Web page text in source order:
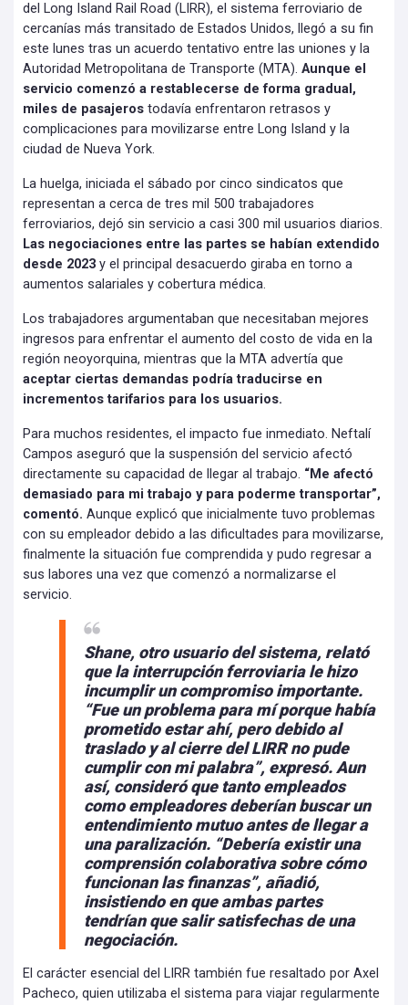
del Long Island Rail Road (LIRR), el sistema ferroviario de
cercanías más transitado de Estados Unidos, llegó a su fin
este lunes tras un acuerdo tentativo entre las uniones y la
Autoridad Metropolitana de Transporte (MTA). Aunque el
servicio comenzó a restablecerse de forma gradual,
miles de pasajeros todavía enfrentaron retrasos y
complicaciones para movilizarse entre Long Island y la
ciudad de Nueva York.
La huelga, iniciada el sábado por cinco sindicatos que
representan a cerca de tres mil 500 trabajadores
ferroviarios, dejó sin servicio a casi 300 mil usuarios diarios.
Las negociaciones entre las partes se habían extendido
desde 2023 y el principal desacuerdo giraba en torno a
aumentos salariales y cobertura médica.
Los trabajadores argumentaban que necesitaban mejores
ingresos para enfrentar el aumento del costo de vida en la
región neoyorquina, mientras que la MTA advertía que
aceptar ciertas demandas podría traducirse en
incrementos tarifarios para los usuarios.
Para muchos residentes, el impacto fue inmediato. Neftalí
Campos aseguró que la suspensión del servicio afectó
directamente su capacidad de llegar al trabajo. “Me afectó
demasiado para mi trabajo y para poderme transportar”,
comentó. Aunque explicó que inicialmente tuvo problemas
con su empleador debido a las dificultades para movilizarse,
finalmente la situación fue comprendida y pudo regresar a
sus labores una vez que comenzó a normalizarse el
servicio.
Shane, otro usuario del sistema, relató
que la interrupción ferroviaria le hizo
incumplir un compromiso importante.
“Fue un problema para mí porque había
prometido estar ahí, pero debido al
traslado y al cierre del LIRR no pude
cumplir con mi palabra”, expresó.Aun
así, consideró que tanto empleados
como empleadores deberían buscar un
entendimiento mutuo antes de llegar a
una paralización. “Debería existir una
comprensión colaborativa sobre cómo
funcionan las finanzas”, añadió,
insistiendo en que ambas partes
tendrían que salir satisfechas de una
negociación.
El carácter esencial del LIRR también fue resaltado por Axel
Pacheco, quien utilizaba el sistema para viajar regularmente